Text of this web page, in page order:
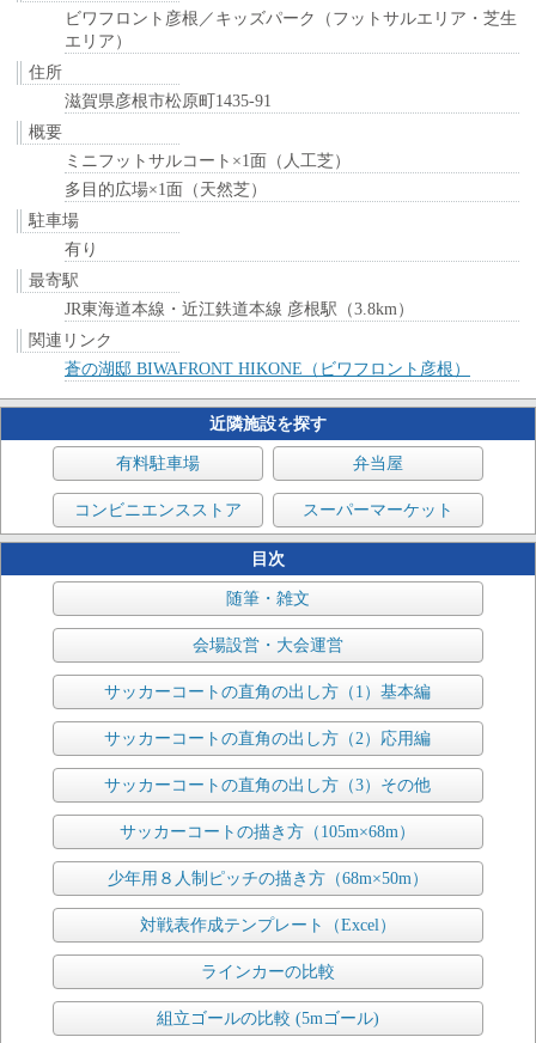
ビワフロント彦根／キッズパーク（フットサルエリア・芝生
エリア）
住所
滋賀県彦根市松原町1435-91
概要
ミニフットサルコート×1面（人工芝）
多目的広場×1面（天然芝）
駐車場
有り
最寄駅
JR東海道本線・近江鉄道本線 彦根駅（3.8km）
関連リンク
蒼の湖邸 BIWAFRONT HIKONE（ビワフロント彦根）
近隣施設を探す
有料駐車場 弁当屋
コンビニエンスストア スーパーマーケット
目次
随筆・雑文
会場設営・大会運営
サッカーコートの直角の出し方（1）基本編
サッカーコートの直角の出し方（2）応用編
サッカーコートの直角の出し方（3）その他
サッカーコートの描き方（105m×68m）
少年用８人制ピッチの描き方（68m×50m）
対戦表作成テンプレート（Excel）
ラインカーの比較
組立ゴールの比較 (5mゴール)